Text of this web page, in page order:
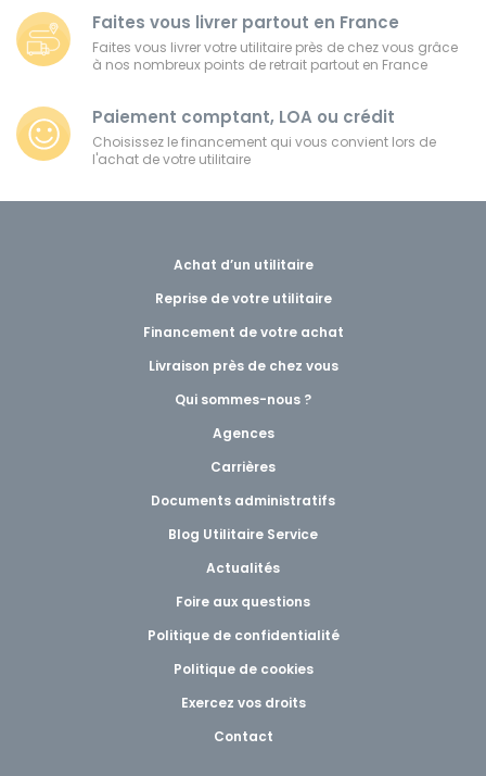
Faites vous livrer partout en France
Faites vous livrer votre utilitaire près de chez vous grâce
à nos nombreux points de retrait partout en France
Paiement comptant, LOA ou crédit
Choisissez le financement qui vous convient lors de
l'achat de votre utilitaire
Achat d’un utilitaire
Reprise de votre utilitaire
Financement de votre achat
Livraison près de chez vous
Qui sommes-nous ?
Agences
Carrières
Documents administratifs
Blog Utilitaire Service
Actualités
Foire aux questions
Politique de confidentialité
Politique de cookies
Exercez vos droits
Contact